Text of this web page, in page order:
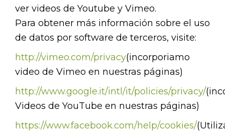
ver videos de Youtube y Vimeo.
Para obtener más información sobre el uso
de datos por software de terceros, visite:
http://vimeo.com/privacy(incorporiamo
video de Vimeo en nuestras páginas)
http://www.google.it/intl/it/policies/privacy/
Videos de YouTube en nuestras páginas)
https://www.facebook.com/help/cookies/